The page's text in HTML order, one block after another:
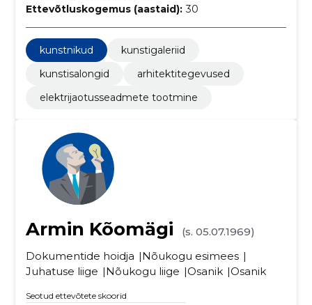
Ettevõtluskogemus (aastaid): 30
kunstnikud
kunstigaleriid
kunstisalongid
arhitektitegevused
elektrijaotusseadmete tootmine
Armin Kõomägi
(s. 05.07.1969)
Dokumentide hoidja
Nõukogu esimees
Juhatuse liige
Nõukogu liige Osanik Osanik
Seotud ettevõtete skoorid